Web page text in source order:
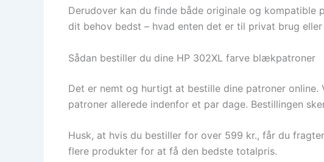
Derudover kan du finde både originale og
dit behov bedst – hvad enten det er til privat brug
Sådan bestiller du dine HP 302XL farve blækpatroner
Det er nemt og hurtigt at bestille dine patroner
patroner allerede indenfor et par dage. Bestillingen
Husk, at hvis du bestiller for over 599 kr., får du
flere produkter for at få den bedste totalpris.